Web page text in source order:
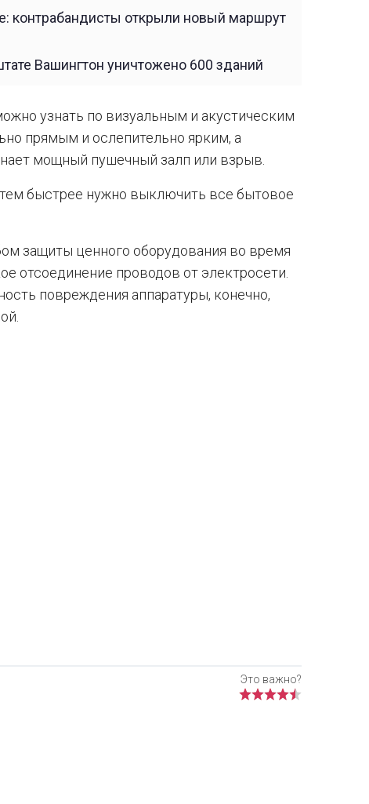
контрабандисты открыли новый маршрут
Вашингтон уничтожено 600 зданий
узнать по визуальным и акустическим
прямым и ослепительно ярким, а
мощный пушечный залп или взрыв.
быстрее нужно выключить все бытовое
защиты ценного оборудования во время
отсоединение проводов от электросети.
повреждения аппаратуры, конечно,